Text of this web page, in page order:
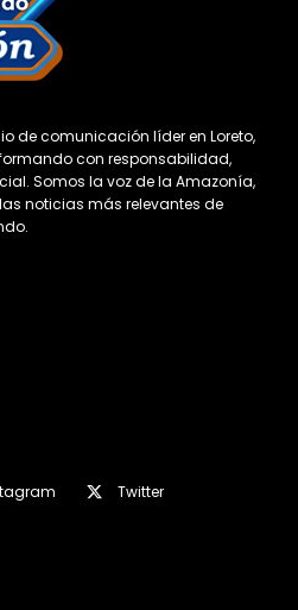
de comunicación líder en Loreto,
con responsabilidad,
Somos la voz de la Amazonía,
noticias más relevantes de
Twitter